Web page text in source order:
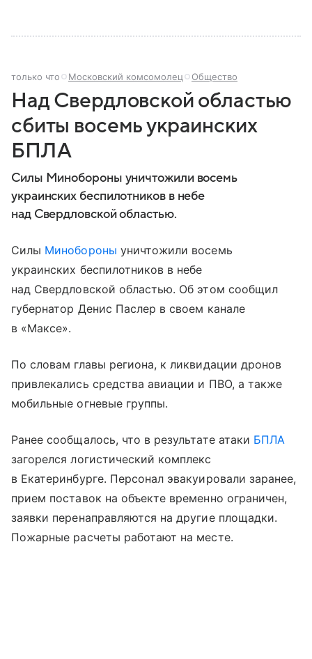
только что Московский комсомолец Общество
Над Свердловской областью
сбиты восемь украинских
БПЛА
Силы Минобороны уничтожили восемь
украинских беспилотников в небе
над Свердловской областью.
Силы Минобороны уничтожили восемь
украинских беспилотников в небе
над Свердловской областью. Об этом сообщил
губернатор Денис Паслер в своем канале
в «Максе».
По словам главы региона, к ликвидации дронов
привлекались средства авиации и ПВО, а также
мобильные огневые группы.
Ранее сообщалось, что в результате атаки БПЛА
загорелся логистический комплекс
в Екатеринбурге. Персонал эвакуировали заранее,
прием поставок на объекте временно ограничен,
заявки перенаправляются на другие площадки.
Пожарные расчеты работают на месте.